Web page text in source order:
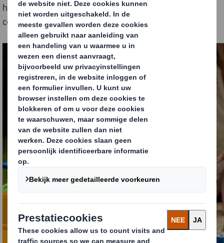
hoog op de agenda's van overheden, organisaties en
consumenten.